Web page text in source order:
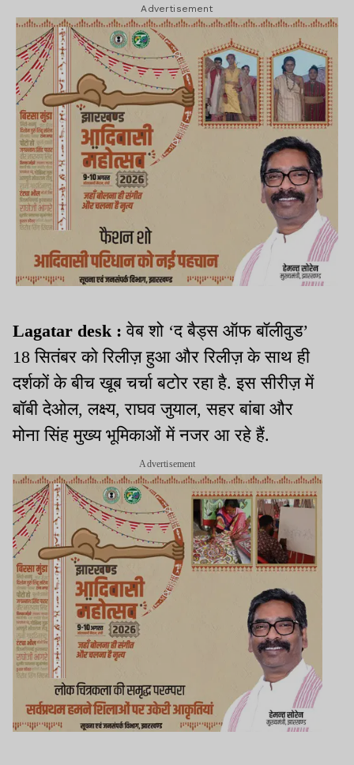
Advertisement
Lagatar desk : वेब शो ‘द बैड्स ऑफ बॉलीवुड’
18 सितंबर को रिलीज़ हुआ और रिलीज़ के साथ ही
दर्शकों के बीच खूब चर्चा बटोर रहा है. इस सीरीज़ में
बॉबी देओल, लक्ष्य, राघव जुयाल, सहर बांबा और
मोना सिंह मुख्य भूमिकाओं में नजर आ रहे हैं.
Advertisement